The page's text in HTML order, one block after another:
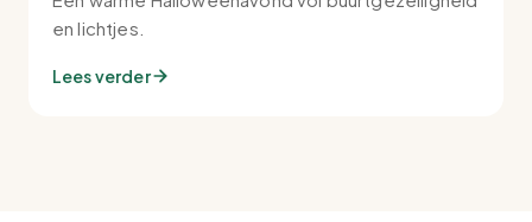
en lichtjes.
Lees verder